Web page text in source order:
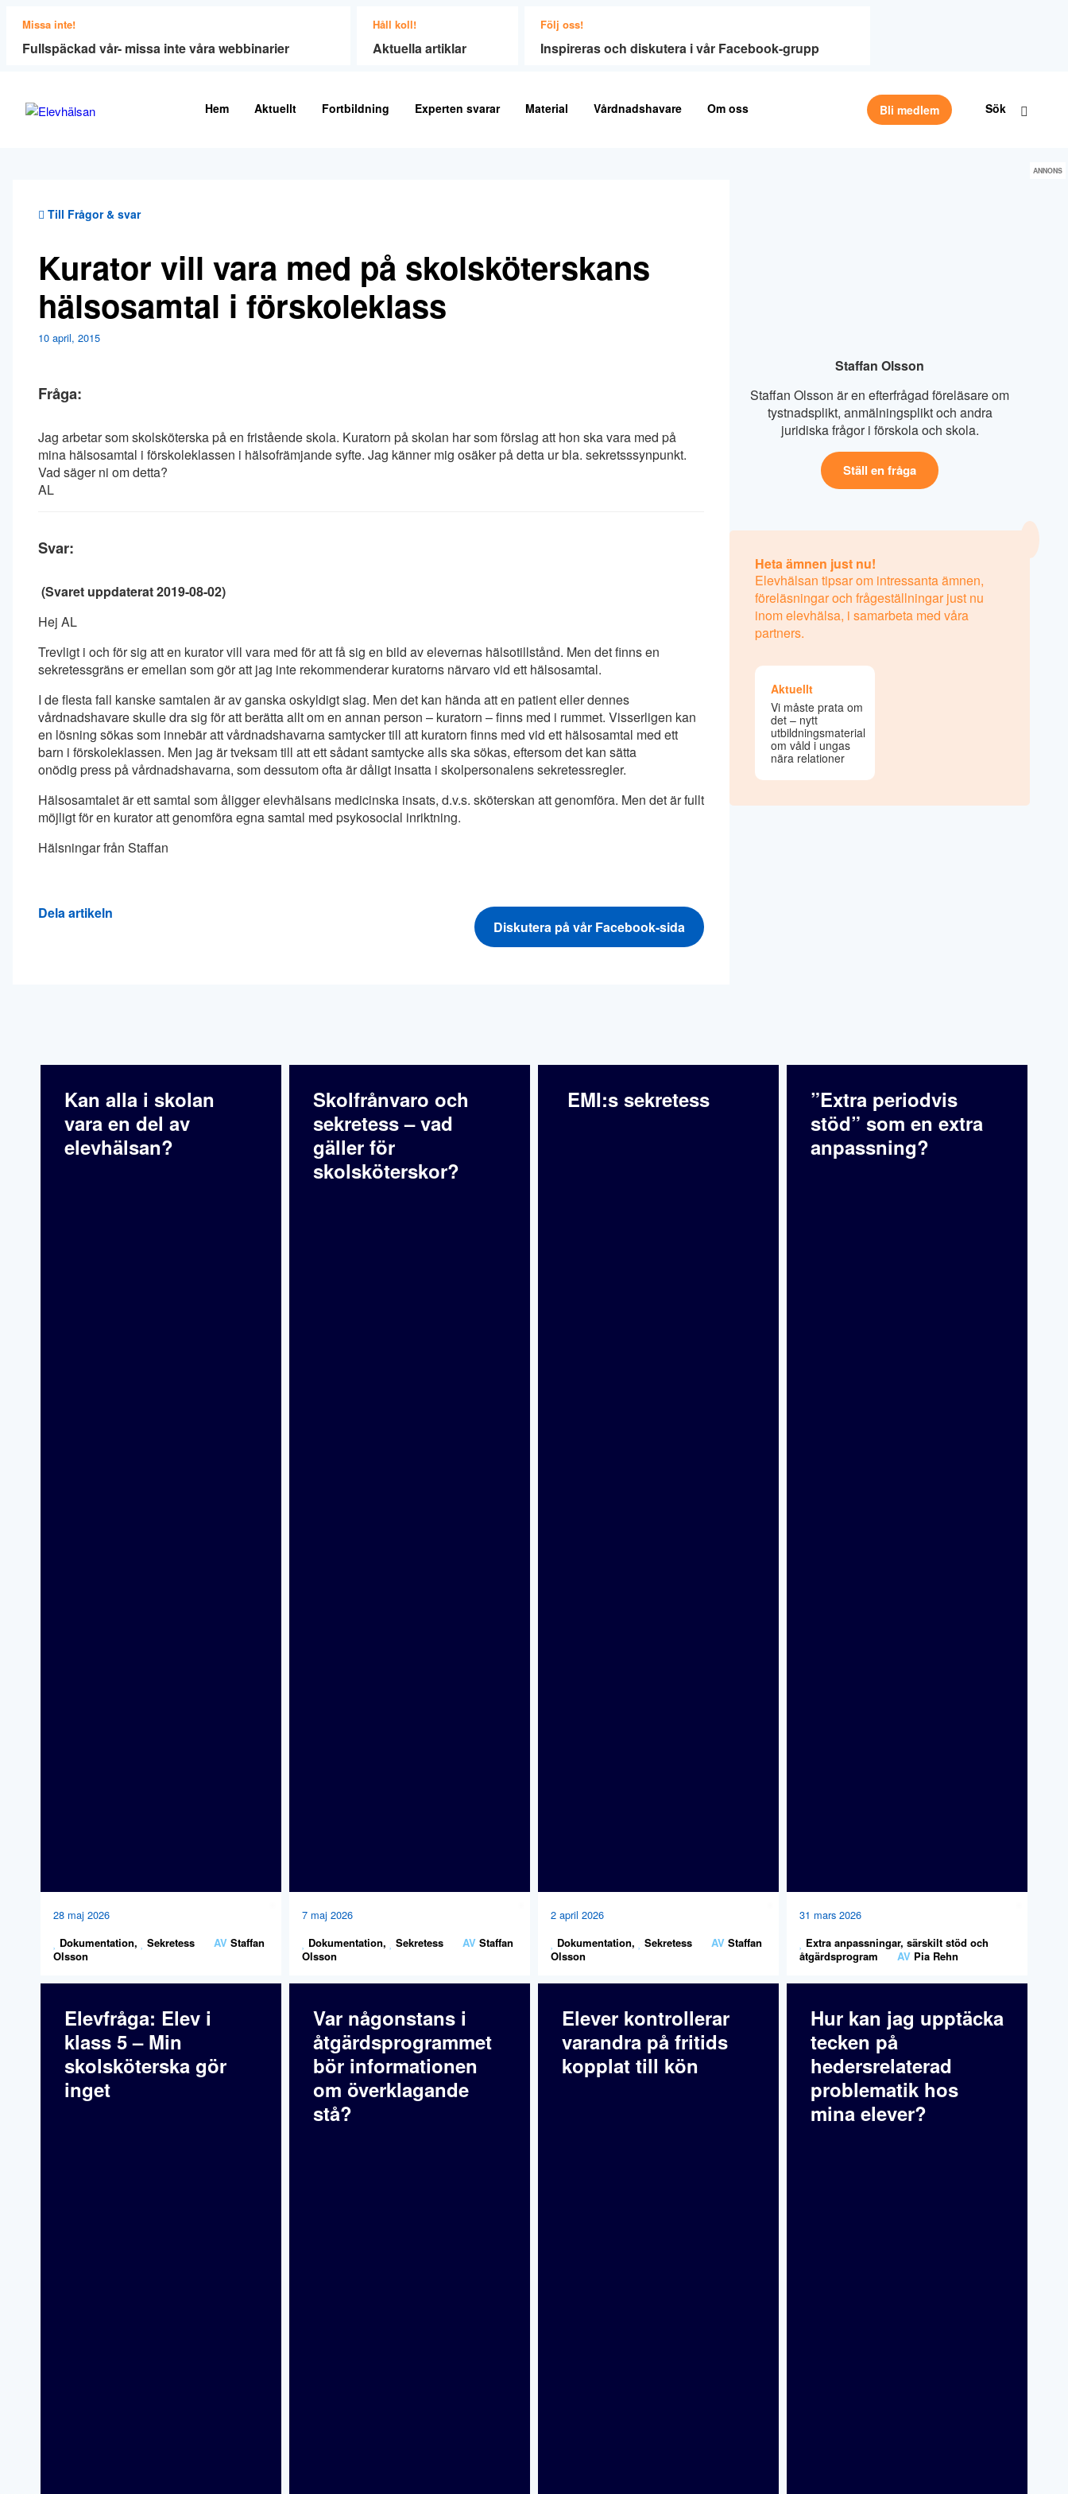
Missa inte!
Fullspäckad vår- missa inte våra webbinarier
Håll koll!
Aktuella artiklar
Följ oss!
Inspireras och diskutera i vår Facebook-grupp
Hem Aktuellt Fortbildning Experten svarar Material Vårdnadshavare Om oss Bli medlem Sök
Till Frågor & svar
Kurator vill vara med på skolsköterskans
hälsosamtal i förskoleklass
10 april, 2015
Fråga:
Jag arbetar som skolsköterska på en fristående skola. Kuratorn på skolan har som förslag att hon ska vara med på
mina hälsosamtal i förskoleklassen i hälsofrämjande syfte. Jag känner mig osäker på detta ur bla. sekretsssynpunkt.
Vad säger ni om detta?
AL
Svar:
(Svaret uppdaterat 2019-08-02)
Hej AL
Trevligt i och för sig att en kurator vill vara med för att få sig en bild av elevernas hälsotillstånd. Men det finns en
sekretessgräns er emellan som gör att jag inte rekommenderar kuratorns närvaro vid ett hälsosamtal.
I de flesta fall kanske samtalen är av ganska oskyldigt slag. Men det kan hända att en patient eller dennes
vårdnadshavare skulle dra sig för att berätta allt om en annan person – kuratorn – finns med i rummet. Visserligen kan
en lösning sökas som innebär att vårdnadshavarna samtycker till att kuratorn finns med vid ett hälsosamtal med ett
barn i förskoleklassen. Men jag är tveksam till att ett sådant samtycke alls ska sökas, eftersom det kan sätta
onödig press på vårdnadshavarna, som dessutom ofta är dåligt insatta i skolpersonalens sekretessregler.
Hälsosamtalet är ett samtal som åligger elevhälsans medicinska insats, d.v.s. sköterskan att genomföra. Men det är fullt
möjligt för en kurator att genomföra egna samtal med psykosocial inriktning.
Hälsningar från Staffan
Dela artikeln
Diskutera på vår Facebook-sida
Staffan Olsson
Staffan Olsson är en efterfrågad föreläsare om
tystnadsplikt, anmälningsplikt och andra
juridiska frågor i förskola och skola.
Ställ en fråga
Heta ämnen just nu!
Elevhälsan tipsar om intressanta ämnen,
föreläsningar och frågeställningar just nu
inom elevhälsa, i samarbeta med våra
partners.
Aktuellt
Vi måste prata om
det – nytt
utbildningsmaterial
om våld i ungas
nära relationer
ANNONS
Kan alla i skolan
vara en del av
elevhälsan?
28 maj 2026
Dokumentation, Sekretess AV Staffan
Olsson
Skolfrånvaro och
sekretess – vad
gäller för
skolsköterskor?
7 maj 2026
Dokumentation, Sekretess AV Staffan
Olsson
EMI:s sekretess
2 april 2026
Dokumentation, Sekretess AV Staffan
Olsson
”Extra periodvis
stöd” som en extra
anpassning?
31 mars 2026
Extra anpassningar, särskilt stöd och
åtgärdsprogram
AV Pia Rehn
Elevfråga: Elev i
klass 5 – Min
skolsköterska gör
inget
Var någonstans i
åtgärdsprogrammet
bör informationen
om överklagande
stå?
Elever kontrollerar
varandra på fritids
kopplat till kön
Hur kan jag upptäcka
tecken på
hedersrelaterad
problematik hos
mina elever?